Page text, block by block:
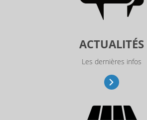
ACTUALITÉS
Les dernières infos